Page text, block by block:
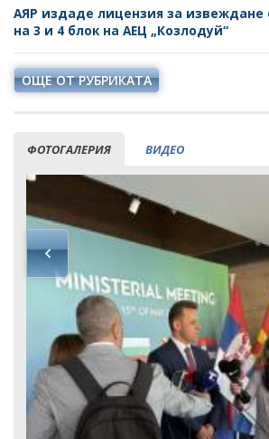
АЯР издаде лицензия за извеждане
на 3 и 4 блок на АЕЦ „Козлодуй“
ОЩЕ ОТ РУБРИКАТА
ФОТОГАЛЕРИЯ ВИДЕО